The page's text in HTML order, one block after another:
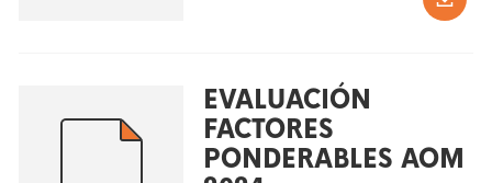
EVALUACIÓN
FACTORES
PONDERABLES AOM